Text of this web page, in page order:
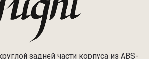
задней части корпуса из ABS-